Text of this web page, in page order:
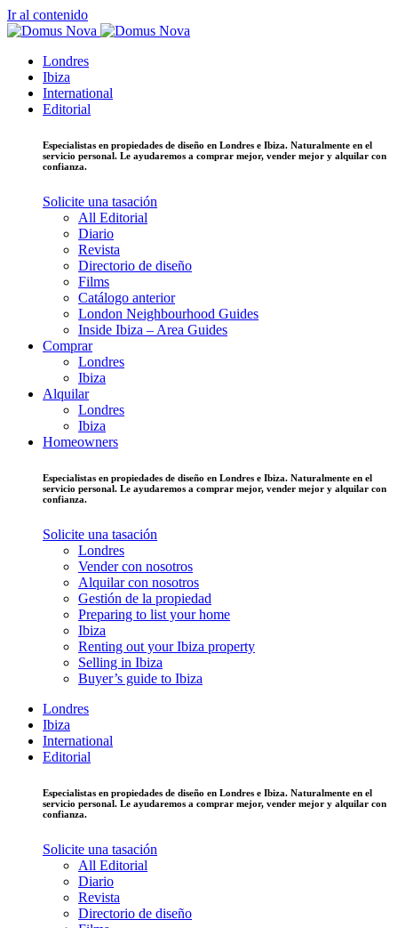
Ir al contenido
Londres
Ibiza
International
Editorial
Especialistas en propiedades de diseño en Londres e Ibiza. Naturalmente en el
servicio personal. Le ayudaremos a comprar mejor, vender mejor y alquilar con
confianza.
Solicite una tasación
All Editorial
Diario
Revista
Directorio de diseño
Films
Catálogo anterior
London Neighbourhood Guides
Inside Ibiza – Area Guides
Comprar
Londres
Ibiza
Alquilar
Londres
Ibiza
Homeowners
Especialistas en propiedades de diseño en Londres e Ibiza. Naturalmente en el
servicio personal. Le ayudaremos a comprar mejor, vender mejor y alquilar con
confianza.
Solicite una tasación
Londres
Vender con nosotros
Alquilar con nosotros
Gestión de la propiedad
Preparing to list your home
Ibiza
Renting out your Ibiza property
Selling in Ibiza
Buyer’s guide to Ibiza
Londres
Ibiza
International
Editorial
Especialistas en propiedades de diseño en Londres e Ibiza. Naturalmente en el
servicio personal. Le ayudaremos a comprar mejor, vender mejor y alquilar con
confianza.
Solicite una tasación
All Editorial
Diario
Revista
Directorio de diseño